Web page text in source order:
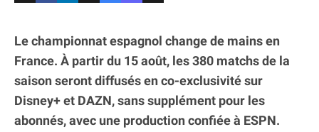
Le championnat espagnol change de mains en
France. À partir du 15 août, les 380 matchs de la
saison seront diffusés en co-exclusivité sur
Disney+ et DAZN, sans supplément pour les
abonnés, avec une production confiée à ESPN.